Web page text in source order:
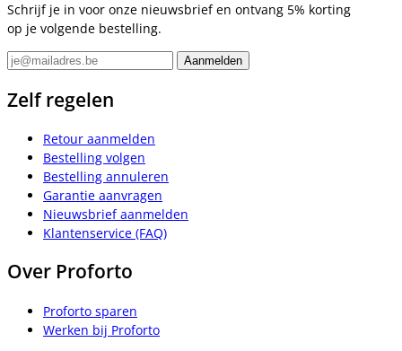
Schrijf je in voor onze nieuwsbrief en ontvang 5% korting
op je volgende bestelling.
Zelf regelen
Retour aanmelden
Bestelling volgen
Bestelling annuleren
Garantie aanvragen
Nieuwsbrief aanmelden
Klantenservice (FAQ)
Over Proforto
Proforto sparen
Werken bij Proforto